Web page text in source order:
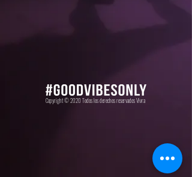
Copyright © 2020 Todos los derechos reservados Vivra